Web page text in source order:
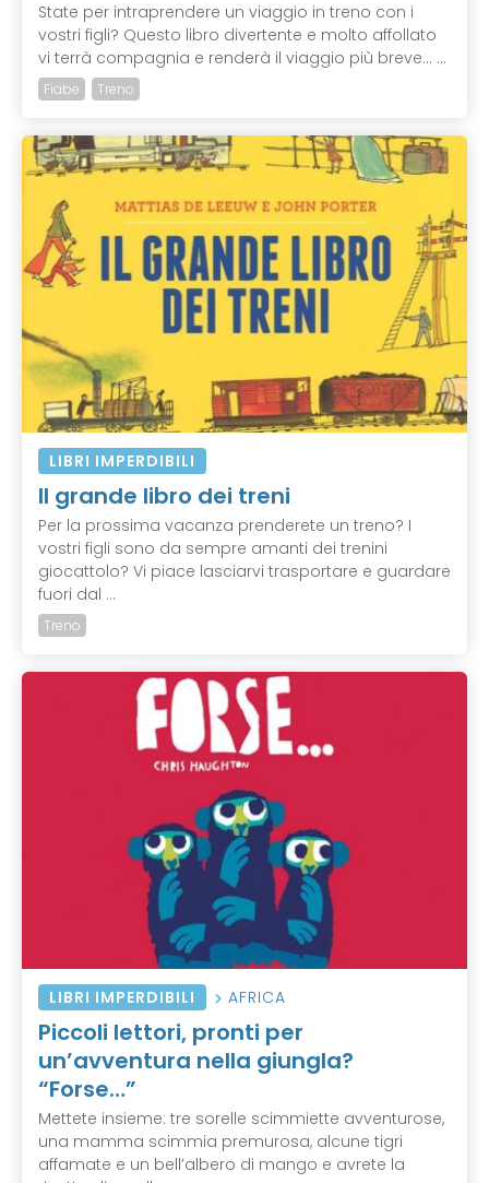
State per intraprendere un viaggio in treno con i
vostri figli? Questo libro divertente e molto affollato
vi terrà compagnia e renderà il viaggio più breve... ...
Fiabe Treno
LIBRI IMPERDIBILI
Il grande libro dei treni
Per la prossima vacanza prenderete un treno? I
vostri figli sono da sempre amanti dei trenini
giocattolo? Vi piace lasciarvi trasportare e guardare
fuori dal ...
Treno
LIBRI IMPERDIBILI AFRICA
Piccoli lettori, pronti per
un’avventura nella giungla?
“Forse…”
Mettete insieme: tre sorelle scimmiette avventurose,
una mamma scimmia premurosa, alcune tigri
affamate e un bell’albero di mango e avrete la